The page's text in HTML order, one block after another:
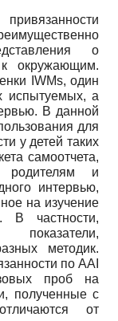
о
к окружающим.
IWMs, один
испытуемых, а
В данной
для
у детей таких
самоотчета,
родителям и
интервью,
на изучение
В частности,
показатели,
методик.
по AAI
проб на
полученные с
от